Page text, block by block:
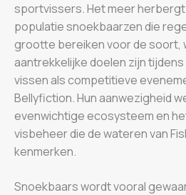
sportvissers. Het meer
populatie snoekbaarzen die
grootte bereiken voor de soort,
aantrekkelijke doelen zijn
vissen als competitieve
Bellyfiction. Hun aanwezigheid
evenwichtige ecosysteem en
visbeheer die de wateren van
kenmerken.
Snoekbaars wordt vooral